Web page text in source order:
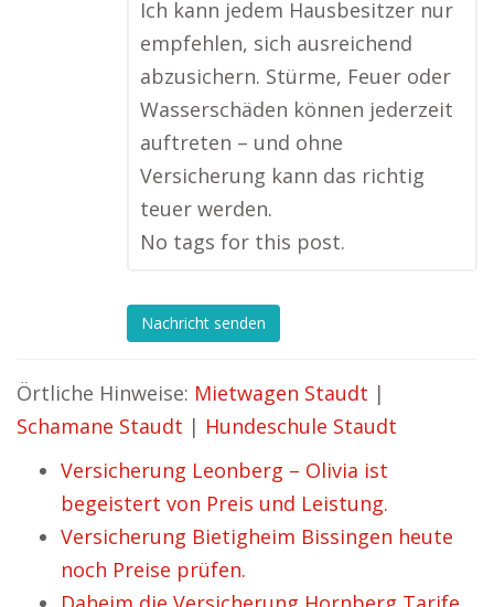
Ich kann jedem Hausbesitzer nur
empfehlen, sich ausreichend
abzusichern. Stürme, Feuer oder
Wasserschäden können jederzeit
auftreten – und ohne
Versicherung kann das richtig
teuer werden.
No tags for this post.
Nachricht senden
Örtliche Hinweise: Mietwagen Staudt |
Schamane Staudt | Hundeschule Staudt
Versicherung Leonberg – Olivia ist
begeistert von Preis und Leistung.
Versicherung Bietigheim Bissingen heute
noch Preise prüfen.